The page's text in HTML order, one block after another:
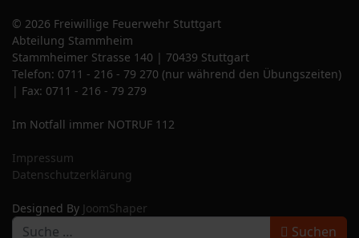
© 2026 Freiwillige Feuerwehr Stuttgart
Abteilung Stammheim
Stammheimer Strasse 140 | 70439 Stuttgart
Telefon: 0711 - 216 - 79 270 (nur während den Übungszeiten)
| Fax: 0711 - 216 - 79 279
Im Notfall immer NOTRUF 112
Impressum
Datenschutzerklärung
Designed By JoomShaper
Suchen